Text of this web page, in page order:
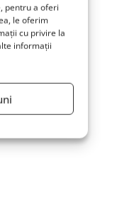
pentru a oferi
le oferim
cu privire la
informații